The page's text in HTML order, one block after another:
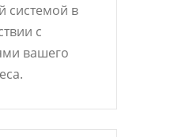
системой в
с
вашего